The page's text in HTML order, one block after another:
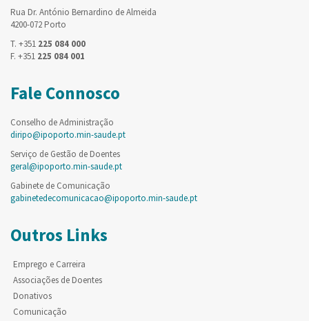
Rua Dr. António Bernardino de Almeida
4200-072 Porto
T. +351 225 084 000
F. +351 225 084 001
Fale Connosco
Conselho de Administração
diripo@ipoporto.min-saude.pt
Serviço de Gestão de Doentes
geral@ipoporto.min-saude.pt
Gabinete de Comunicação
gabinetedecomunicacao@ipoporto.min-saude.pt
Outros Links
Emprego e Carreira
Associações de Doentes
Donativos
Comunicação